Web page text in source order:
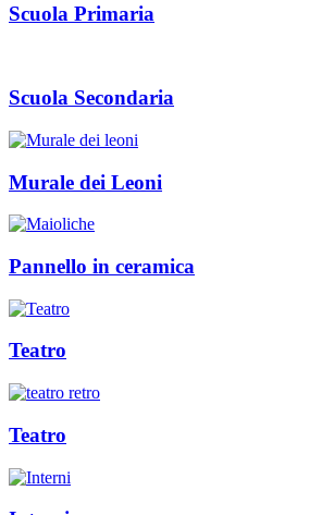
Scuola Primaria
Scuola Secondaria
Murale dei Leoni
Pannello in ceramica
Teatro
Teatro